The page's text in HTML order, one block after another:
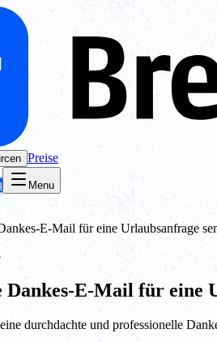
Preise
Menu
E-Mail für eine Urlaubsanfrage
Dankes-E-Mail für eine
durchdachte und professionelle